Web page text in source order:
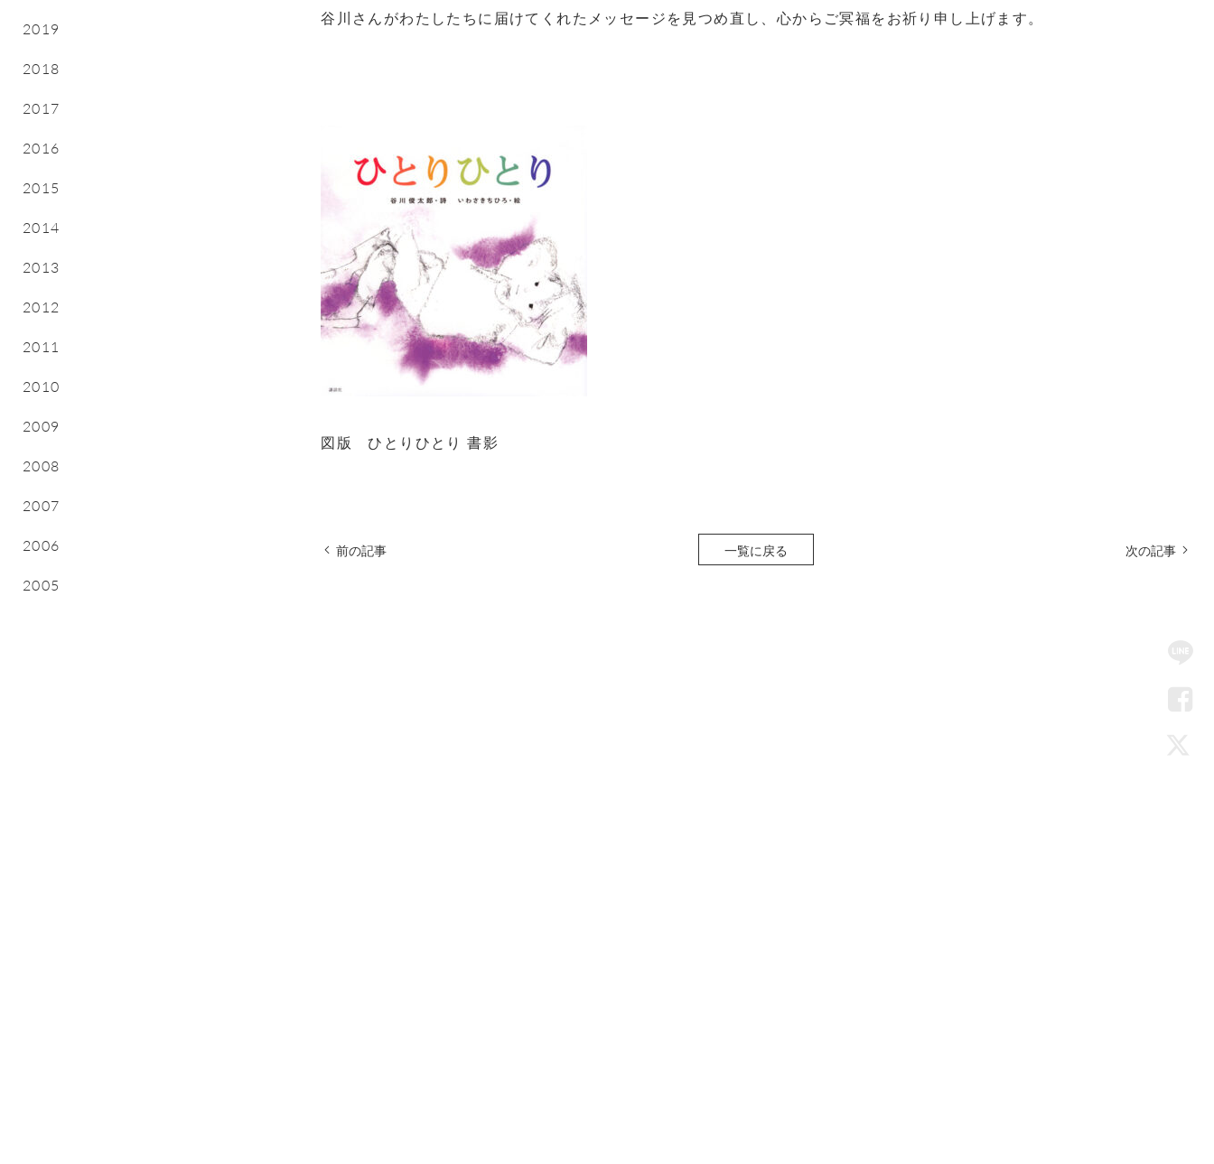
谷川さんがわたしたちに届けてくれたメッセージを見つめ直し、心からご冥福をお祈り申し上げます。
図版 ひとりひとり 書影
前の記事 一覧に戻る 次の記事
2019
2018
2017
2016
2015
2014
2013
2012
2011
2010
2009
2008
2007
2006
2005